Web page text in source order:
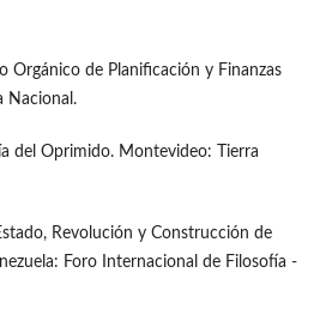
Orgánico de Planificación y Finanzas
Nacional.
del Oprimido. Montevideo: Tierra
Revolución y Construcción de
Foro Internacional de Filosofía -